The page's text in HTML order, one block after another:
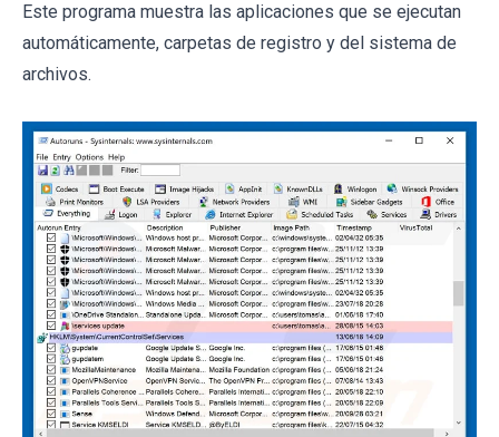
Este programa muestra las aplicaciones que se ejecutan
automáticamente, carpetas de registro y del sistema de
archivos.